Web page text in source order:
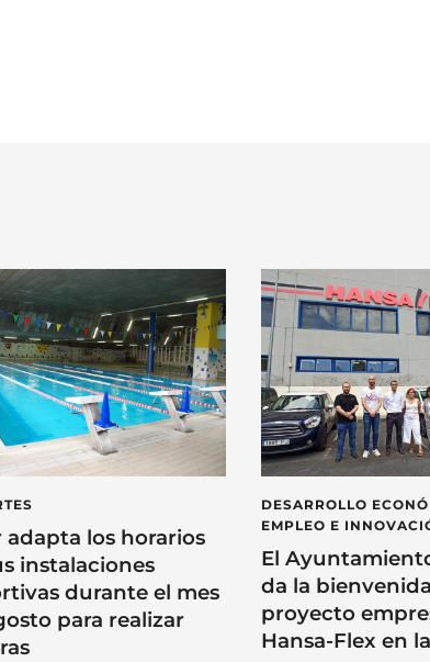
adapta los horarios
instalaciones
durante el mes
para realizar
DESARROLLO
EMPLEO E
El
da la
proyecto
Hansa-Flex en